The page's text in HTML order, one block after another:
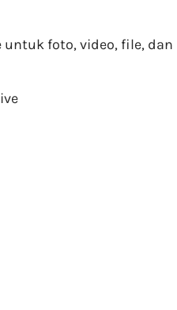
foto, video, file,